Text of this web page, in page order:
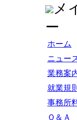
メ
ー
ホーム
ニュー
業務案
就業規
事務所
Ｑ＆Ａ